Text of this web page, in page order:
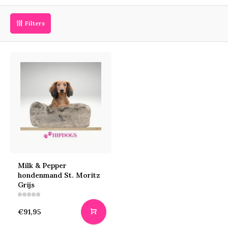
Filters
Milk & Pepper
hondenmand St. Moritz
Grijs
€91,95